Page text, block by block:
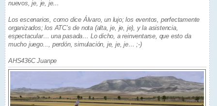
nuevos, je, je, je…
Los escenarios, como dice Álvaro, un lujo; los eventos, perfectamente
organizados; los ATC’s de nota (alta, je, je, je), y la asistencia,
espectacular… una pasada… Lo dicho, a reinventarse, que esto da
mucho juego..., perdón, simulación, je, je, je… ;-)
AHS436C Juanpe